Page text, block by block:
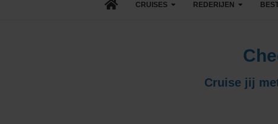
CRUISES REDERIJEN
Carnival Cruise Line
Cruise jij